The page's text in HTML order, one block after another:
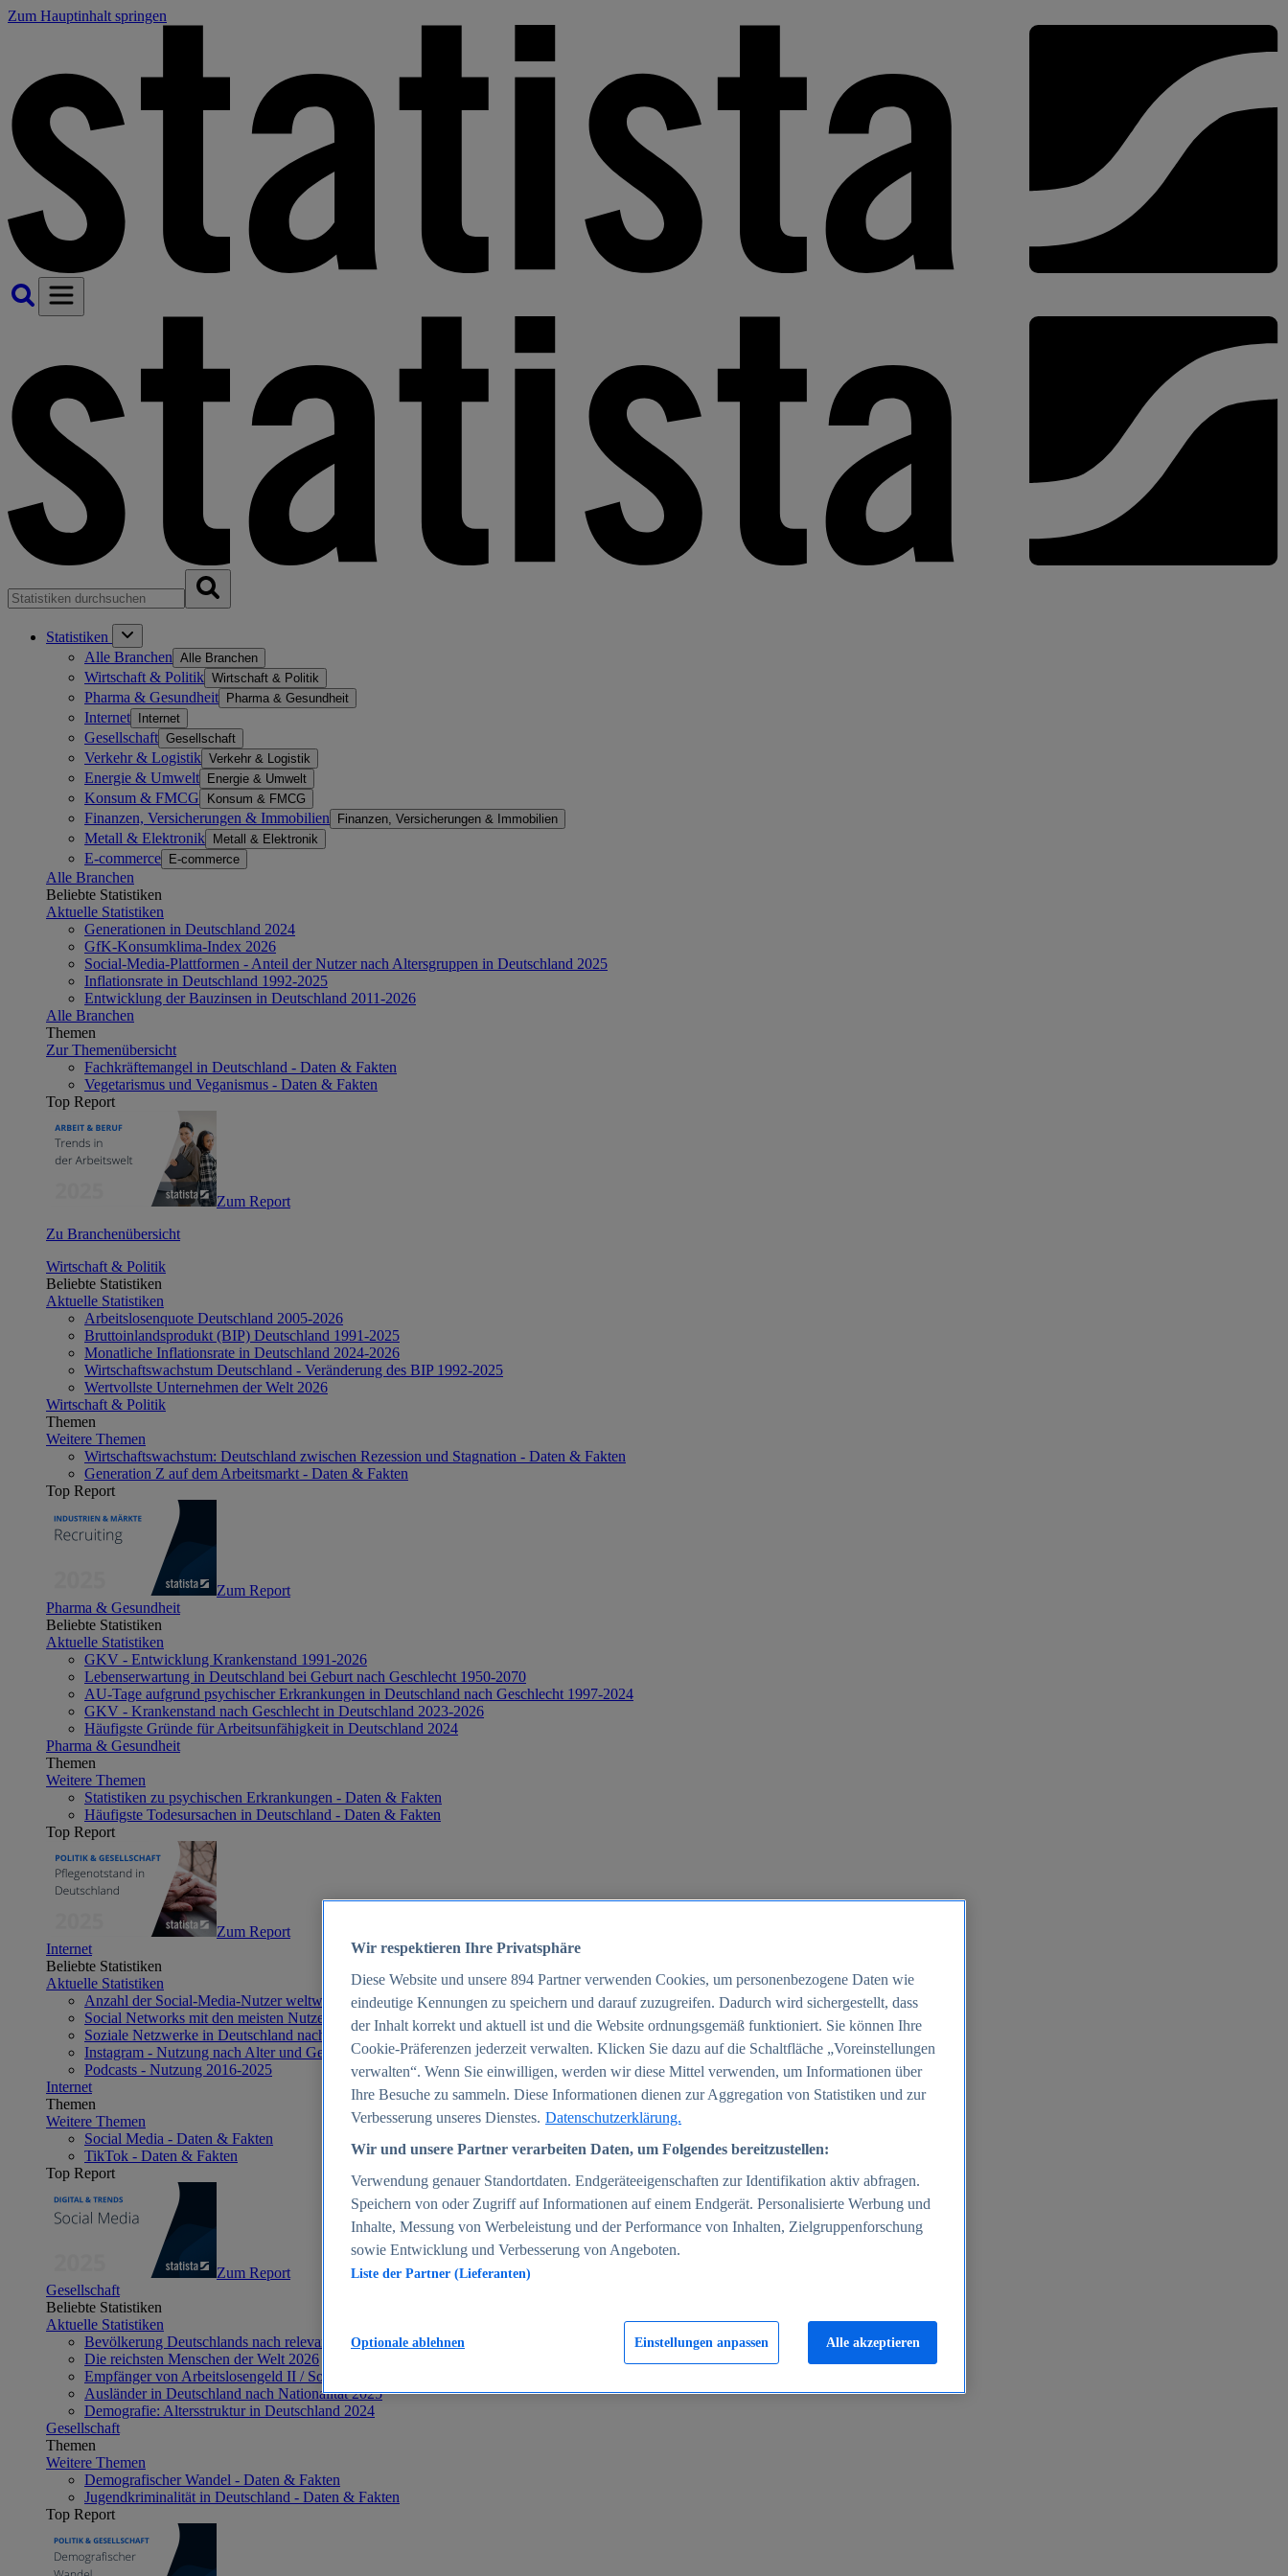
Zum Hauptinhalt springen
Statistiken
Alle Branchen Alle Branchen
Wirtschaft & Politik Wirtschaft & Politik
Pharma & Gesundheit Pharma & Gesundheit
Internet Internet
Gesellschaft Gesellschaft
Verkehr & Logistik Verkehr & Logistik
Energie & Umwelt Energie & Umwelt
Konsum & FMCG Konsum & FMCG
Finanzen, Versicherungen & Immobilien Finanzen, Versicherungen & Immobilien
Metall & Elektronik Metall & Elektronik
E-commerce E-commerce
Alle Branchen
Beliebte Statistiken
Aktuelle Statistiken
Generationen in Deutschland 2024
GfK-Konsumklima-Index 2026
Social-Media-Plattformen - Anteil der Nutzer nach Altersgruppen in Deutschland 2025
Inflationsrate in Deutschland 1992-2025
Entwicklung der Bauzinsen in Deutschland 2011-2026
Alle Branchen
Themen
Zur Themenübersicht
Fachkräftemangel in Deutschland - Daten & Fakten
Vegetarismus und Veganismus - Daten & Fakten
Top Report
Zum Report
Zu Branchenübersicht
Wirtschaft & Politik
Beliebte Statistiken
Aktuelle Statistiken
Arbeitslosenquote Deutschland 2005-2026
Bruttoinlandsprodukt (BIP) Deutschland 1991-2025
Monatliche Inflationsrate in Deutschland 2024-2026
Wirtschaftswachstum Deutschland - Veränderung des BIP 1992-2025
Wertvollste Unternehmen der Welt 2026
Wirtschaft & Politik
Themen
Weitere Themen
Wirtschaftswachstum: Deutschland zwischen Rezession und Stagnation - Daten & Fakten
Generation Z auf dem Arbeitsmarkt - Daten & Fakten
Top Report
Zum Report
Pharma & Gesundheit
Beliebte Statistiken
Aktuelle Statistiken
GKV - Entwicklung Krankenstand 1991-2026
Lebenserwartung in Deutschland bei Geburt nach Geschlecht 1950-2070
AU-Tage aufgrund psychischer Erkrankungen in Deutschland nach Geschlecht 1997-2024
GKV - Krankenstand nach Geschlecht in Deutschland 2023-2026
Häufigste Gründe für Arbeitsunfähigkeit in Deutschland 2024
Pharma & Gesundheit
Themen
Weitere Themen
Statistiken zu psychischen Erkrankungen - Daten & Fakten
Häufigste Todesursachen in Deutschland - Daten & Fakten
Top Report
Zum Report
Internet
Beliebte Statistiken
Aktuelle Statistiken
Anzahl der Social-Media-Nutzer weltweit 2012-2025
Social Networks mit den meisten Nutzern weltweit 2025
Soziale Netzwerke in Deutschland nach Generationen 2025
Instagram - Nutzung nach Alter und Geschlecht in Deutschland 2025
Podcasts - Nutzung 2016-2025
Internet
Themen
Weitere Themen
Social Media - Daten & Fakten
TikTok - Daten & Fakten
Top Report
Zum Report
Gesellschaft
Beliebte Statistiken
Aktuelle Statistiken
Bevölkerung Deutschlands nach relevanten Altersgruppen 2024
Die reichsten Menschen der Welt 2026
Empfänger von Arbeitslosengeld II / Sozialgeld / Bürgergeld in Deutschland 2005-2025
Ausländer in Deutschland nach Nationalität 2025
Demografie: Altersstruktur in Deutschland 2024
Gesellschaft
Themen
Weitere Themen
Demografischer Wandel - Daten & Fakten
Jugendkriminalität in Deutschland - Daten & Fakten
Top Report
Wir respektieren Ihre Privatsphäre
Diese Website und unsere 894 Partner verwenden Cookies, um personenbezogene Daten wie
eindeutige Kennungen zu speichern und darauf zuzugreifen. Dadurch wird sichergestellt, dass
der Inhalt korrekt und aktuell ist und die Website ordnungsgemäß funktioniert. Sie können Ihre
Cookie-Präferenzen jederzeit verwalten. Klicken Sie dazu auf die Schaltfläche „Voreinstellungen
verwalten“. Wenn Sie einwilligen, werden wir diese Mittel verwenden, um Informationen über
Ihre Besuche zu sammeln. Diese Informationen dienen zur Aggregation von Statistiken und zur
Verbesserung unseres Dienstes. Datenschutzerklärung.
Wir und unsere Partner verarbeiten Daten, um Folgendes bereitzustellen:
Verwendung genauer Standortdaten. Endgeräteeigenschaften zur Identifikation aktiv abfragen.
Speichern von oder Zugriff auf Informationen auf einem Endgerät. Personalisierte Werbung und
Inhalte, Messung von Werbeleistung und der Performance von Inhalten, Zielgruppenforschung
sowie Entwicklung und Verbesserung von Angeboten.
Liste der Partner (Lieferanten)
Einstellungen anpassen
Optionale ablehnen Alle akzeptieren